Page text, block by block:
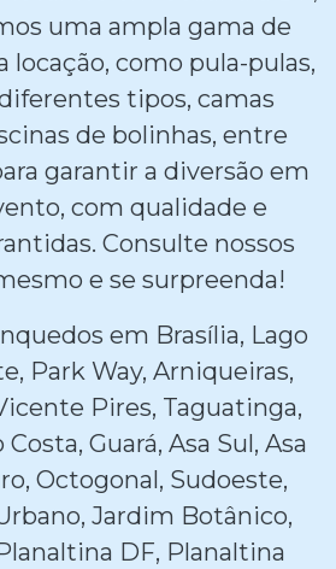
uma ampla gama de
locação, como pula-pulas,
tipos, camas
de bolinhas, entre
garantir a diversão em
com qualidade e
Consulte nossos
e se surpreenda!
em Brasília, Lago
Park Way, Arniqueiras,
Pires, Taguatinga,
Guará, Asa Sul, Asa
Octogonal, Sudoeste,
Jardim Botânico,
DF, Planaltina